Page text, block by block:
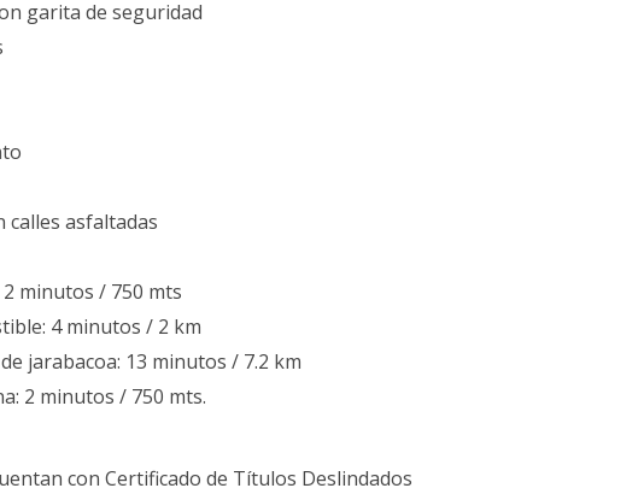
garita de seguridad
calles asfaltadas
minutos / 750 mts
4 minutos / 2 km
jarabacoa: 13 minutos / 7.2 km
2 minutos / 750 mts.
con Certificado de Títulos Deslindados